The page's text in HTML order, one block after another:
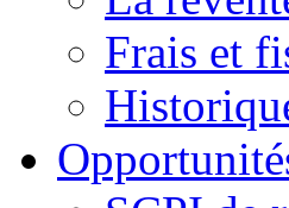
Frais et